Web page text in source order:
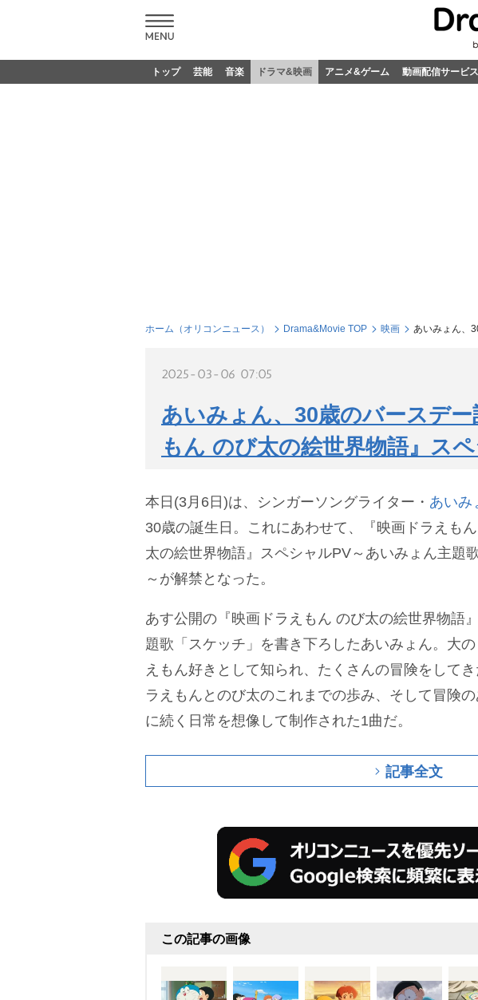
トップ 芸能 音楽 ドラマ&映画 アニメ&ゲーム 動画配信サービス
ホーム（オリコンニュース） Drama&Movie TOP 映画 あいみょん、
2025-03-06 07:05
あいみょん、30歳のバースデー
もん のび太の絵世界物語』ス
本日(3月6日)は、シンガーソングライター・ あいみ
30歳の誕生日。これにあわせて、『映画ドラえも
太の絵世界物語』スペシャルPV～あいみょん主題
～が解禁となった。
あす公開の『映画ドラえもん のび太の絵世界物語
題歌「スケッチ」を書き下ろしたあいみょん。大の
えもん好きとして知られ、たくさんの冒険をしてき
ラえもんとのび太のこれまでの歩み、そして冒険の
に続く日常を想像して制作された1曲だ。
記事全文
この記事の画像